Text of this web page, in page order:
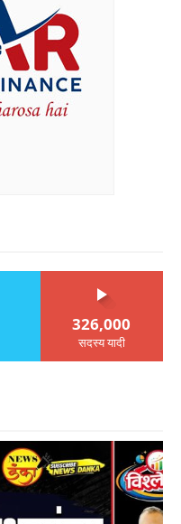
326,000
सदस्य यादी